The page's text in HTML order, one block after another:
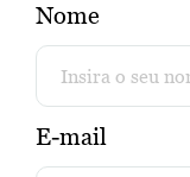
Nome
E-mail